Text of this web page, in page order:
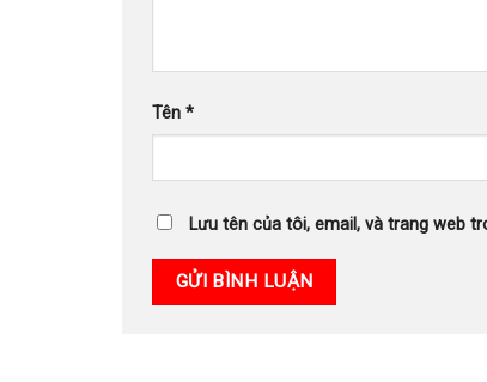
Tên *
Lưu tên của tôi, email, và trang web